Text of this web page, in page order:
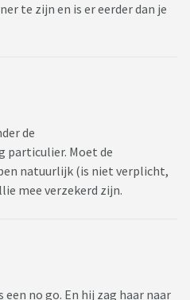
te zijn en is er eerder dan je
de
particulier. Moet de
natuurlijk (is niet verplicht,
mee verzekerd zijn.
no go. En hij zag haar naar